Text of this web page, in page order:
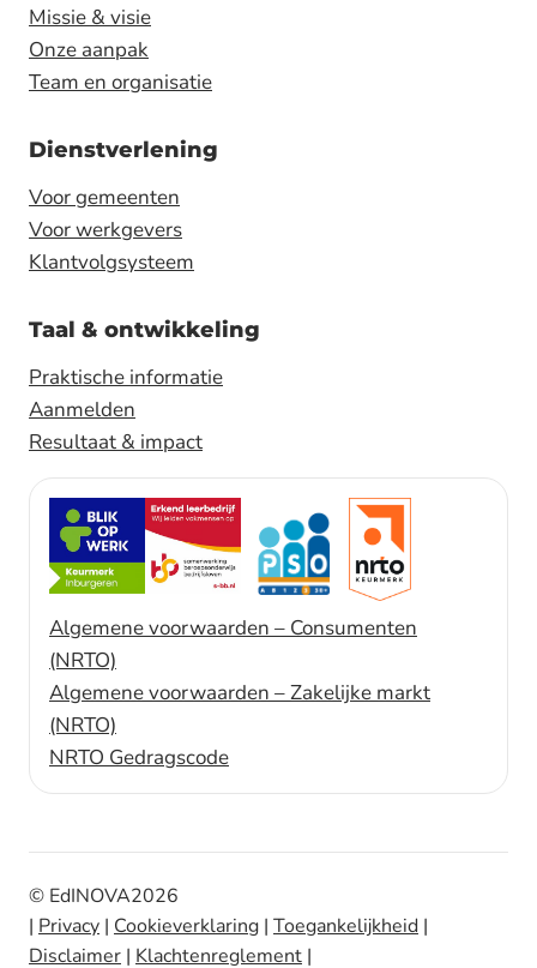
a
r
e
e
Missie & visie
Onze aanpak
Team en organisatie
Dienstverlening
Voor gemeenten
Voor werkgevers
Klantvolgsysteem
Taal & ontwikkeling
Praktische informatie
Aanmelden
Resultaat & impact
Algemene voorwaarden – Consumenten
(NRTO)
Algemene voorwaarden – Zakelijke markt
(NRTO)
NRTO Gedragscode
© EdINOVA2026
| Privacy | Cookieverklaring | Toegankelijkheid |
Disclaimer | Klachtenreglement |